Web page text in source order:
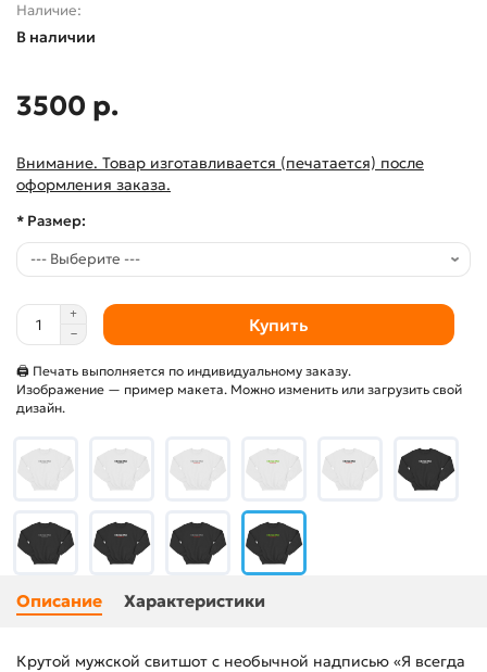
Наличие:
В наличии
3500 р.
Внимание. Товар изготавливается (печатается) после
оформления заказа.
* Размер:
Купить
🖨 Печать выполняется по индивидуальному заказу.
Изображение — пример макета. Можно изменить или загрузить свой
дизайн.
Описание Характеристики
Крутой мужской свитшот с необычной надписью «Я всегда